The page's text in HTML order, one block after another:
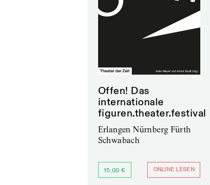
Offen! Das
internationale
figuren.theater.festival
Erlangen Nürnberg Fürth
Schwabach
15,00 € ONLINE LESEN